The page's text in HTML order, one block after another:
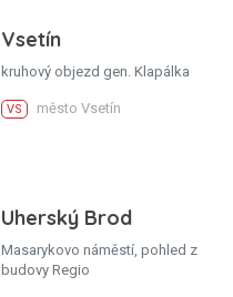
Vsetín
kruhový objezd gen. Klapálka
VS město Vsetín
Uherský Brod
Masarykovo náměstí, pohled z
budovy Regio